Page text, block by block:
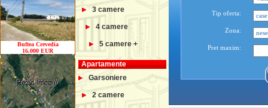
Buftea Crevedia
16.000 EUR
3 camere
4 camere
5 camere +
Apartamente
Garsoniere
2 camere
Tip oferta:
Zona:
Pret maxim: